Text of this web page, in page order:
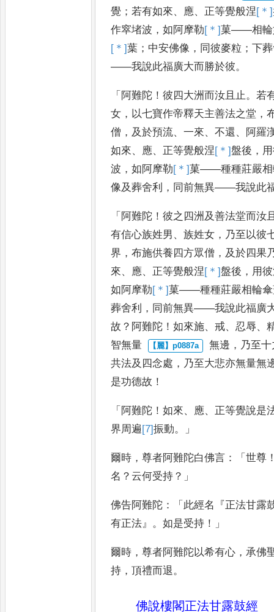
覺 ；若有如來、 應、 正等覺般涅[＊]
作窣堵波 ，如阿摩勒[＊]菓——相
[＊]葉 ； 中安佛像 ， 同彼麥粒 ；下
——我說此福廣大而勝於彼。
「 阿難陀 ！彼四大洲而汝且止。若
女 ， 以七寶作帝釋天主善法之堂 ，
僧 ， 及於預流、一來、不還 、
阿羅
如來、 應、 正等覺般涅[＊]盤後 ， 用
波 ，如阿摩勒[＊]菓——種種莊嚴
像及葬舍利 ， 同前無異——我說此
「 阿難陀 ！彼之四洲及善法堂而汝
有信心族姓男 、族姓女 ， 乃至以彼
界 ，布施供養四方眾僧 ， 及於四果
來、 應、 正等覺般涅[＊]盤後 ， 用
如阿摩勒[＊]菓——種種莊嚴相輪
葬舍利 ， 同前無異——我說此福廣
故 ？ 阿難陀 ！如來施、戒、忍辱、
智無量
無邊 ， 乃至
共法及四念處 ， 乃至大悲亦無量無
是功德故 ！
「 阿難陀 ！如來、 應、
正等覺說是
界周遍 [7]振動。」
爾時 ，尊者阿難陀白佛言 ：「世尊
名 ？ 云何受持 ？」
佛告阿難陀 ：「 此經名 『 正法甘露
有正法』。如是受持 ！」
爾時 ，尊者阿難陀以希有心 ，承佛
持 ，頂禮而退。
佛說樓閣正法甘露鼓經